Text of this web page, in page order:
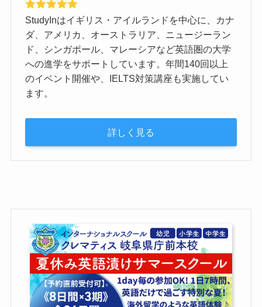
StudyInはイギリス・アイルランドを中心に、カナ
ダ、アメリカ、オーストラリア、ニュージーラン
ド、シンガポール、マレーシアなど英語圏の大学
への進学をサポートしています。年間140回以上
のイベント開催や、IELTS対策講座も実施してい
ます。
詳しく見る